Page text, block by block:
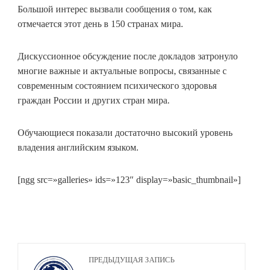
Большой интерес вызвали сообщения о том, как
отмечается этот день в 150 странах мира.
Дискуссионное обсуждение после докладов затронуло
многие важные и актуальные вопросы, связанные с
современным состоянием психического здоровья
граждан России и других стран мира.
Обучающиеся показали достаточно высокий уровень
владения английским языком.
[ngg src=»galleries» ids=»123″ display=»basic_thumbnail»]
ПРЕДЫДУЩАЯ ЗАПИСЬ